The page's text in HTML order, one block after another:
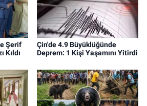
Şerif
Kıldı
Çin'de 4.9 Büyüklüğünde
Deprem: 1 Kişi Yaşamını Yitirdi